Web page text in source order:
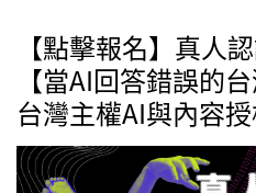
【點擊報名】真人
【當AI回答錯誤的
台灣主權AI與內容授